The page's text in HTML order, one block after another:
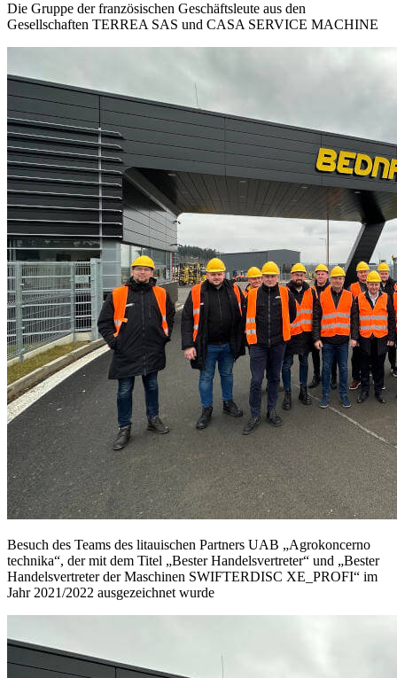
Die Gruppe der französischen Geschäftsleute aus den
Gesellschaften TERREA SAS und CASA SERVICE MACHINE
Besuch des Teams des litauischen Partners UAB „Agrokoncerno
technika“, der mit dem Titel „Bester Handelsvertreter“ und „Bester
Handelsvertreter der Maschinen SWIFTERDISC XE_PROFI“ im
Jahr 2021/2022 ausgezeichnet wurde